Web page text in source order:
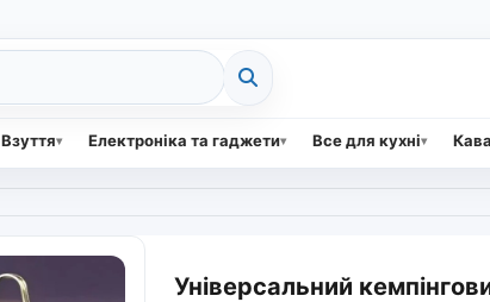
Взуття Електроніка та гаджети Все для кухні
Універсальний